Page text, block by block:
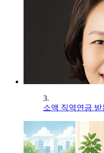
3.
소액 직역연금